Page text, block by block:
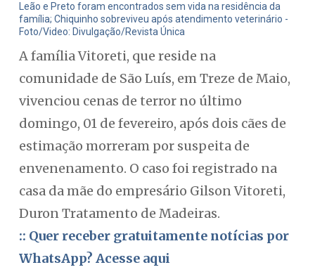
Leão e Preto foram encontrados sem vida na residência da
família; Chiquinho sobreviveu após atendimento veterinário -
Foto/Video: Divulgação/Revista Única
A família Vitoreti, que reside na
comunidade de São Luís, em Treze de Maio,
vivenciou cenas de terror no último
domingo, 01 de fevereiro, após dois cães de
estimação morreram por suspeita de
envenenamento. O caso foi registrado na
casa da mãe do empresário Gilson Vitoreti,
Duron Tratamento de Madeiras.
:: Quer receber gratuitamente notícias por
WhatsApp? Acesse aqui